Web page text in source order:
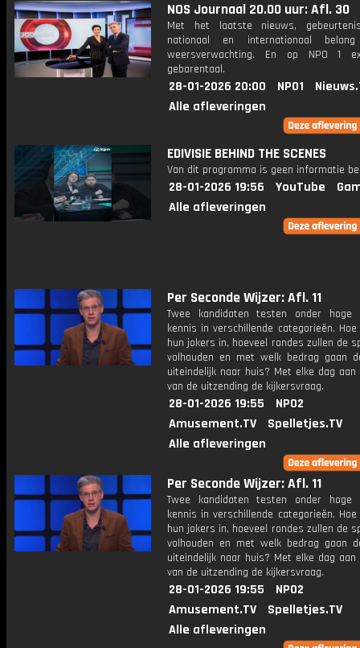
NOS Journaal 20.00 uur: Afl. 30
Met het laatste nieuws,
nationaal en internationaal
weersverwachting. En op NPO 1
gebarentaal.
28-01-2026 20:00 NPO1
Alle afleveringen
EDIVISIE BEHIND THE SCENES
Van dit programma is geen informatie
28-01-2026 19:56 YouTube
Alle afleveringen
Per Seconde Wijzer: Afl. 11
Twee kandidaten testen onder hoge
kennis in verschillende categorieën.
hun jokers in, hoeveel rondes zullen de
volhouden en met welk bedrag gaan
uiteindelijk naar huis? Met elke dag
van de uitzending de kijkersvraag.
28-01-2026 19:55
NPO2
Amusement.TV
Spelletjes.TV
Alle afleveringen
Per Seconde Wijzer: Afl. 11
Twee kandidaten testen onder hoge
kennis in verschillende categorieën.
hun jokers in, hoeveel rondes zullen de
volhouden en met welk bedrag gaan
uiteindelijk naar huis? Met elke dag
van de uitzending de kijkersvraag.
28-01-2026 19:55
NPO2
Amusement.TV
Spelletjes.TV
Alle afleveringen